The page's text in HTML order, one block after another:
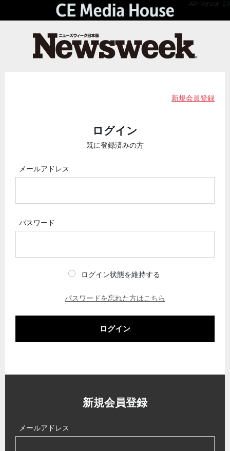
API Version 2.0
新規会員登録
ログイン
既に登録済みの方
メールアドレス
パスワード
ログイン状態を維持する
パスワードを忘れた方はこちら
ログイン
新規会員登録
メールアドレス